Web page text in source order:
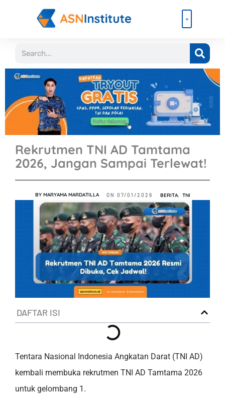
Search
Rekrutmen TNI AD Tamtama
2026, Jangan Sampai Terlewat!
BYMARYAMA MARDATILLA ON 07/01/2026 BERITA, TNI
DAFTAR ISI
Tentara Nasional Indonesia Angkatan Darat (TNI AD)
kembali membuka rekrutmen TNI AD Tamtama 2026
untuk gelombang 1.